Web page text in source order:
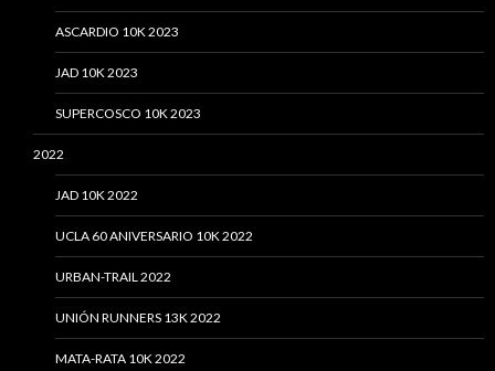
ASCARDIO 10K 2023
JAD 10K 2023
SUPERCOSCO 10K 2023
2022
JAD 10K 2022
UCLA 60 ANIVERSARIO 10K 2022
URBAN-TRAIL 2022
UNIÓN RUNNERS 13K 2022
MATA-RATA 10K 2022